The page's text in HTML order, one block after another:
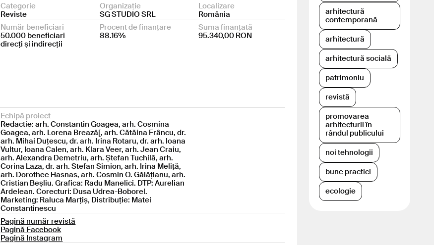
Categorie
Reviste
Organizație
SG STUDIO SRL
Localizare
România
Număr beneficiari
50.000 beneficiari
direcți și indirecții
Procent de finanțare
88.16%
Suma finanțată
95.340,00 RON
Echipă proiect
Redactie: arh. Constantin Goagea, arh. Cosmina
Goagea, arh. Lorena Brează[, arh. Cătăina Frâncu, dr.
arh. Mihai Duțescu, dr. arh. Irina Rotaru, dr. arh. Ioana
Vultur, Ioana Calen, arh. Klara Veer, arh. Jean Craiu,
arh. Alexandra Demetriu, arh. Ștefan Tuchilă, arh.
Corina Laza, dr. arh. Stefan Simion, arh. Irina Meliță,
arh. Dorothee Hasnas, arh. Cosmin O. Gălățianu, arh.
Cristian Beșliu. Grafica: Radu Manelici. DTP: Aurelian
Ardelean. Corecturi: Dusa Udrea-Boborel.
Marketing: Raluca Marțiș, Distribuție: Matei
Constantinescu
Pagină număr revistă
Pagină Facebook
Pagină Instagram
arhitectură
contemporană
arhitectură
arhitectură socială
patrimoniu
revistă
promovarea
arhitecturii în
rândul publicului
noi tehnologii
bune practici
ecologie